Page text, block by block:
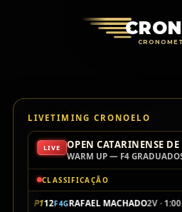
LIVETIMING CRONOELO
LIVE OPEN CATARINENSE
WARM UP — F4
CLASSIFICAÇÃO
P112F4GRAFAEL MACHADO2V ·